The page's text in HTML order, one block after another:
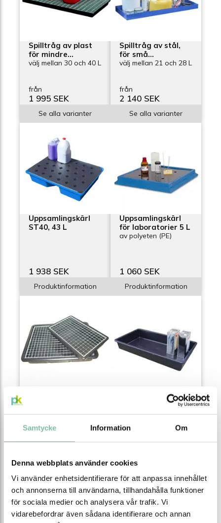
Samtycke Information Om
Denna webbplats använder cookies
Vi använder enhetsidentifierare för att anpassa innehållet
och annonserna till användarna, tillhandahålla funktioner
för sociala medier och analysera vår trafik. Vi
vidarebefordrar även sådana identifierare och annan
Spilltråg av plast
för mindre
behållare
välj mellan 30 och 40 L
från
1 995 SEK
Se alla varianter
Spilltråg av stål,
för små
förpackningar
välj mellan 21 och 28 L
från
2 140 SEK
Se alla varianter
Uppsamlingskärl
ST40, 43 L
1 938 SEK
Produktinformation
Uppsamlingskärl
för laboratorier 5 L
av polyeten (PE)
1 060 SEK
Produktinformation
från
1 591 SEK
Se alla varianter
polyeten för mindre
galler
744 SEK